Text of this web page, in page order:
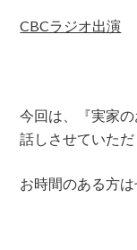
CBCラジオ出演
今回は、『実家
話しさせていただ
お時間のある方は